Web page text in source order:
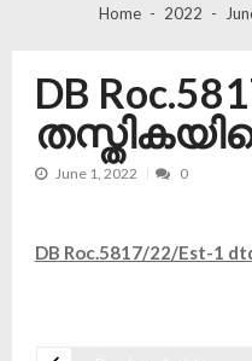
Home 2022
DB
June 1, 2022 0
DB Roc.5817/22/Est-